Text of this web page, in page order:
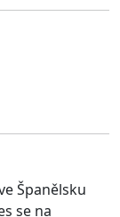
Španělsku
se na